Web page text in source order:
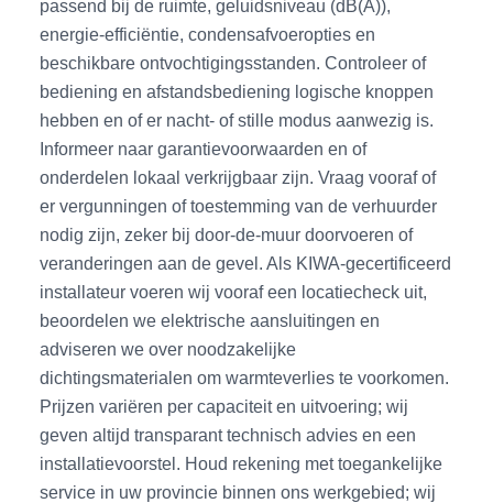
passend bij de ruimte, geluidsniveau (dB(A)),
energie-efficiëntie, condensafvoeropties en
beschikbare ontvochtigingsstanden. Controleer of
bediening en afstandsbediening logische knoppen
hebben en of er nacht- of stille modus aanwezig is.
Informeer naar garantievoorwaarden en of
onderdelen lokaal verkrijgbaar zijn. Vraag vooraf of
er vergunningen of toestemming van de verhuurder
nodig zijn, zeker bij door-de-muur doorvoeren of
veranderingen aan de gevel. Als KIWA-gecertificeerd
installateur voeren wij vooraf een locatiecheck uit,
beoordelen we elektrische aansluitingen en
adviseren we over noodzakelijke
dichtingsmaterialen om warmteverlies te voorkomen.
Prijzen variëren per capaciteit en uitvoering; wij
geven altijd transparant technisch advies en een
installatievoorstel. Houd rekening met toegankelijke
service in uw provincie binnen ons werkgebied; wij